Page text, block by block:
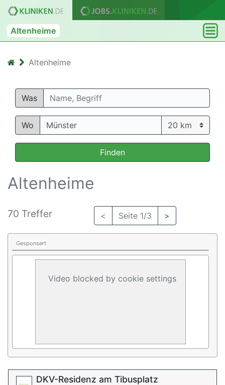
Altenheime
Altenheime
Was
Wo
Finden
Altenheime
70 Treffer < Seite 1/3 >
Gesponsert
Video blocked by cookie settings
DKV-Residenz am Tibusplatz